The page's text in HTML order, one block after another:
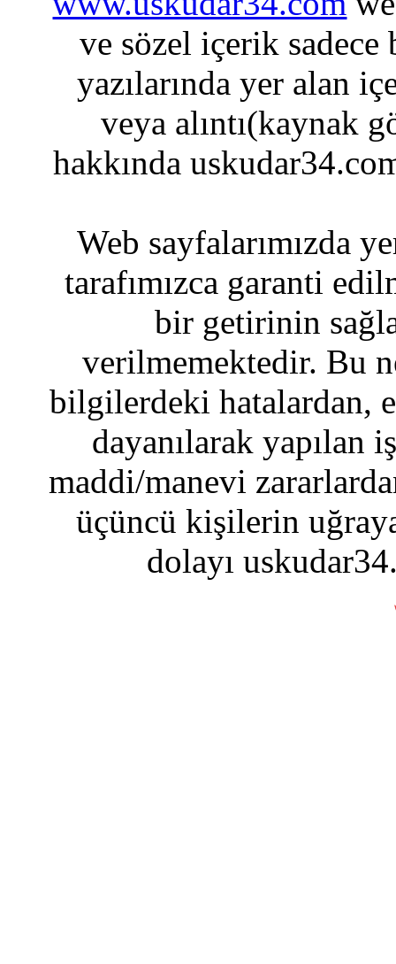
ve sözel içerik sadece
yazılarında yer alan
veya alıntı(kaynak
hakkında
Web sayfalarımızda
tarafımızca garanti
bir getirinin
verilmemektedir. Bu
bilgilerdeki hatalardan,
dayanılarak yapılan
maddi/manevi
üçüncü kişilerin
dolayı